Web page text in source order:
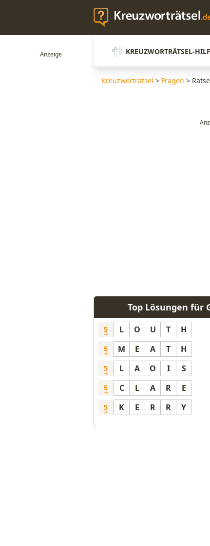
KREUZWORTRÄTSEL-
Kreuzworträtsel > Fragen >
Top Lösungen für
5 L O U T H
5 M E A T H
5 L A O I S
5 C L A R E
5 K E R R Y